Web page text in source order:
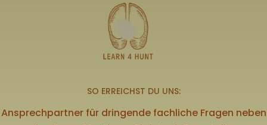
SO ERREICHST DU UNS:
Ansprechpartner für dringende fachliche Fragen neben